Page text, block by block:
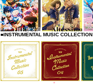
■INSTRUMENTAL MUSIC COLLECTION